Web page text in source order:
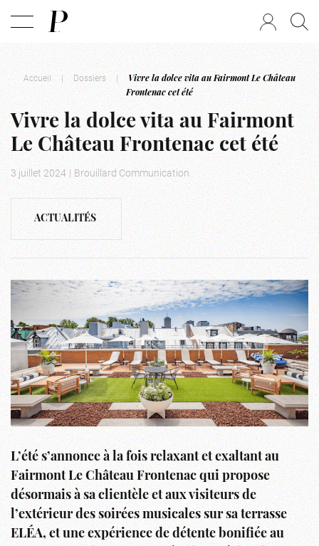
Accueil | Dossiers |
Vivre la dolce vita au Fairmont Le Château
Frontenac cet été
Vivre la dolce vita au Fairmont
Le Château Frontenac cet été
3 juillet 2024 | Brouillard Communication
ACTUALITÉS
L’été s’annonce à la fois relaxant et exaltant au
Fairmont Le Château Frontenac qui propose
désormais à sa clientèle et aux visiteurs de
l’extérieur des soirées musicales sur sa terrasse
ELÉA, et une expérience de détente bonifiée au